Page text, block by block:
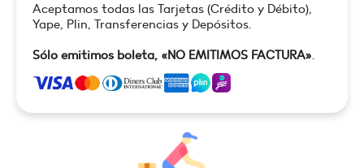
Aceptamos todas las Tarjetas (Crédito y Débito),
Yape, Plin, Transferencias y Depósitos.
Sólo emitimos boleta, «NO EMITIMOS FACTURA».